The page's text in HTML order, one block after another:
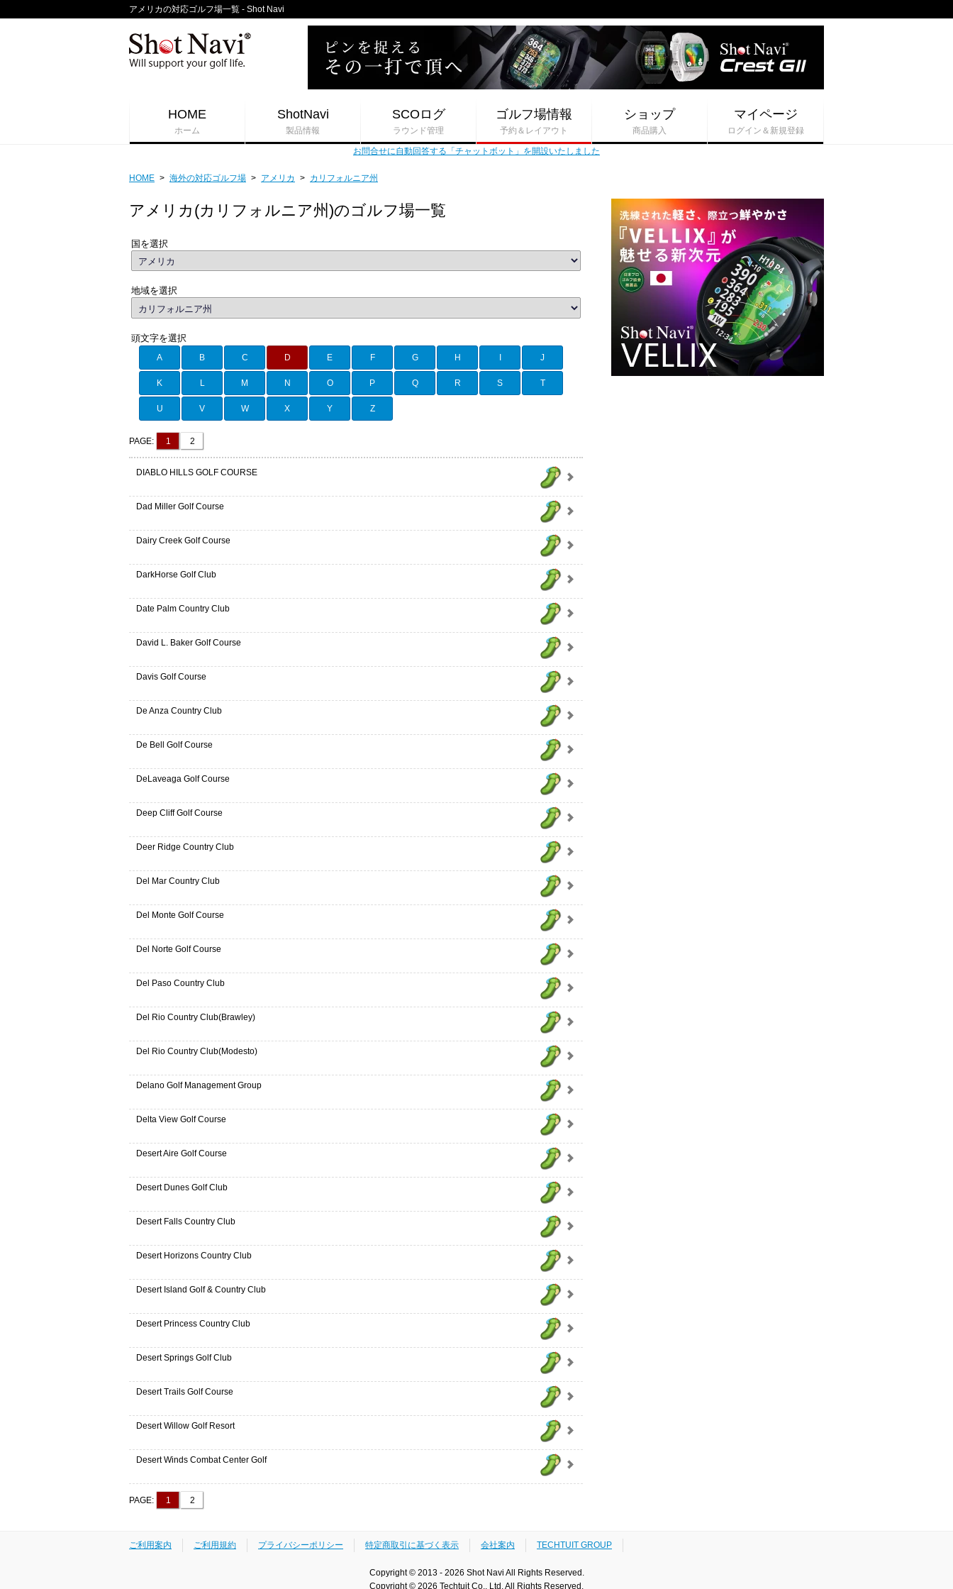
アメリカの対応ゴルフ場一覧 - Shot Navi
HOME
ホーム
ShotNavi
製品情報
SCOログ
ラウンド管理
ゴルフ場情報
予約＆レイアウト
ショップ
商品購入
マイページ
ログイン＆新規登録
お問合せに自動回答する「チャットボット」を開設いたしました
HOME > 海外の対応ゴルフ場 > アメリカ > カリフォルニア州
アメリカ(カリフォルニア州)のゴルフ場一覧
国を選択
地域を選択
頭文字を選択
A B C D E F G H I J
K L M N O P Q R S T
U V W X Y Z
PAGE: 1 2
DIABLO HILLS GOLF COURSE
Dad Miller Golf Course
Dairy Creek Golf Course
DarkHorse Golf Club
Date Palm Country Club
David L. Baker Golf Course
Davis Golf Course
De Anza Country Club
De Bell Golf Course
DeLaveaga Golf Course
Deep Cliff Golf Course
Deer Ridge Country Club
Del Mar Country Club
Del Monte Golf Course
Del Norte Golf Course
Del Paso Country Club
Del Rio Country Club(Brawley)
Del Rio Country Club(Modesto)
Delano Golf Management Group
Delta View Golf Course
Desert Aire Golf Course
Desert Dunes Golf Club
Desert Falls Country Club
Desert Horizons Country Club
Desert Island Golf & Country Club
Desert Princess Country Club
Desert Springs Golf Club
Desert Trails Golf Course
Desert Willow Golf Resort
Desert Winds Combat Center Golf
PAGE: 1 2
ご利用案内 ご利用規約 プライバシーポリシー 特定商取引に基づく表示 会社案内 TECHTUIT GROUP
Copyright © 2013 - 2026 Shot Navi All Rights Reserved.
Copyright © 2026 Techtuit Co., Ltd. All Rights Reserved.